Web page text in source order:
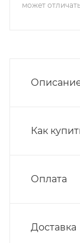
может
Как
Оплата
Доставка